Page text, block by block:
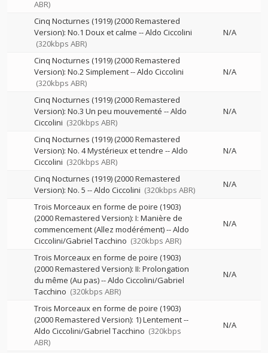
ABR)
Cinq Nocturnes (1919) (2000 Remastered
Version): No.1 Doux et calme --Aldo Ciccolini
(320kbps ABR)
N/A
Cinq Nocturnes (1919) (2000 Remastered
Version): No.2 Simplement--Aldo Ciccolini
(320kbps ABR)
N/A
Cinq Nocturnes (1919) (2000 Remastered
Version): No.3 Un peu mouvementé --Aldo
Ciccolini (320kbps ABR)
N/A
Cinq Nocturnes (1919) (2000 Remastered
Version): No. 4 Mystérieux et tendre --Aldo
Ciccolini (320kbps ABR)
N/A
Cinq Nocturnes (1919) (2000 Remastered
Version): No. 5 --Aldo Ciccolini (320kbps ABR)
N/A
Trois Morceaux en forme de poire (1903)
(2000 Remastered Version): I: Manière de
commencement (Allez modérément)--Aldo
Ciccolini/Gabriel Tacchino (320kbps ABR)
N/A
Trois Morceaux en forme de poire (1903)
(2000 Remastered Version): II: Prolongation
du même (Au pas)--Aldo Ciccolini/Gabriel
Tacchino (320kbps ABR)
N/A
Trois Morceaux en forme de poire (1903)
(2000 Remastered Version): 1) Lentement--
Aldo Ciccolini/Gabriel Tacchino (320kbps
ABR)
N/A